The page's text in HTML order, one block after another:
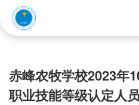
赤峰农牧学校2023年
职业技能等级认定人